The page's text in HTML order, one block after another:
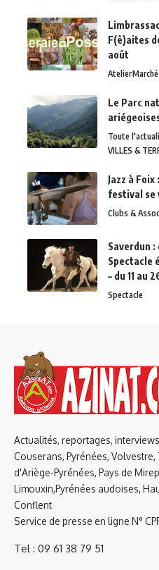
F(ê)aites
août
Atelier
Le Parc
Toute
VILLES &
Jazz à
festival se
Clubs &
Saverdun :
Spectacle
– du 11 au
Spectacle
Actualités, reportages,
Couserans, Pyrénées,
d'Ariège-Pyrénées, Pays de
Limouxin,Pyrénées audoises,
Conflent
Service de presse en ligne N°
Tel : 09 61 38 79 51